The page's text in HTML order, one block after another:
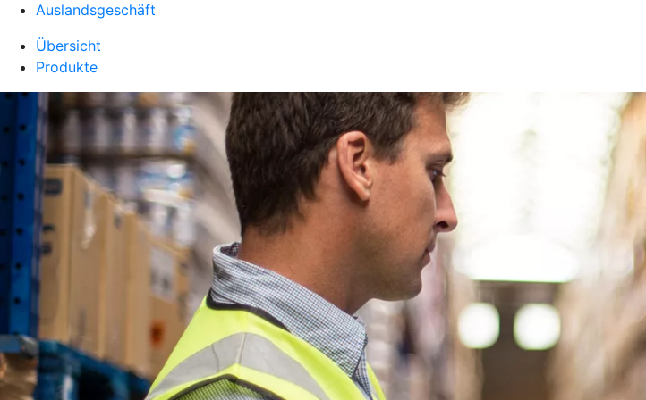
Auslandsgeschäft
Übersicht
Produkte